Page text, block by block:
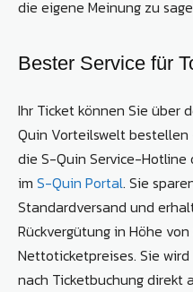
die eigene Meinung zu
Bester Service für
Ihr Ticket können Sie über
Quin Vorteilswelt
die S-Quin Service-Hotline
im S-Quin Portal. Sie
Standardversand und
Rückvergütung in Höhe
Nettoticketpreises. Sie
nach Ticketbuchung direkt